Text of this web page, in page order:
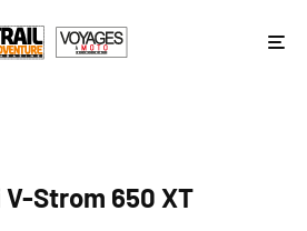
V-Strom 650 XT